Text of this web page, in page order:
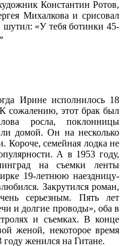
Константин Ротов,
Михалкова и срисовал
шутил: «У тебя ботинки 45-
Ирине исполнилось 18
сожалению, этот брак был
росла, поклонницы
домой. Он на несколько
Короче, семейная лодка не
А в 1953 году,
на съемки ленты
19-летнюю наездницу-
Закрутился роман,
серьезным. Пять лет
и долгие проводы», оба в
и съемках. В конце
женой, некоторое время
женился на Гитане.